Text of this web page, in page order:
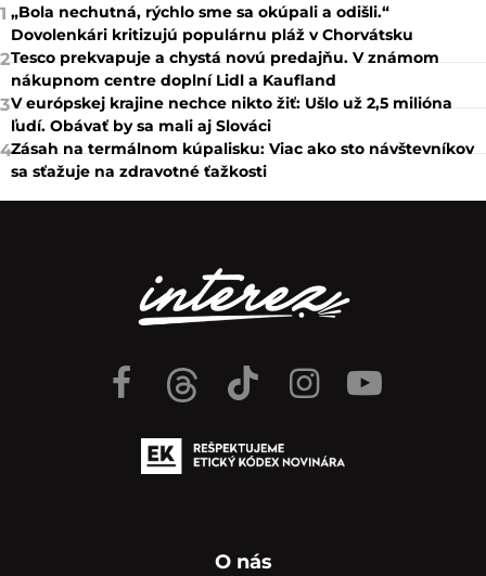
1 „Bola nechutná, rýchlo sme sa okúpali a odišli.“
Dovolenkári kritizujú populárnu pláž v Chorvátsku
2Tesco prekvapuje a chystá novú predajňu. V známom
nákupnom centre doplní Lidl a Kaufland
3V európskej krajine nechce nikto žiť: Ušlo už 2,5 milióna
ľudí. Obávať by sa mali aj Slováci
4Zásah na termálnom kúpalisku: Viac ako sto návštevníkov
sa sťažuje na zdravotné ťažkosti
O nás